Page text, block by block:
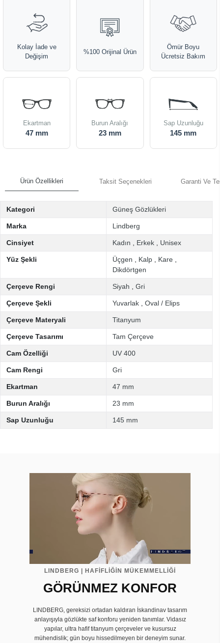
Kolay İade ve
Değişim
%100 Orijinal Ürün
Ömür Boyu
Ücretsiz Bakım
Ekartman
47 mm
Burun Aralığı
23 mm
Sap Uzunluğu
145 mm
Ürün Özellikleri Taksit Seçenekleri Garanti Ve
Kategori Güneş Gözlükleri
Marka Lindberg
Cinsiyet Kadın Erkek Unisex
Yüz Şekli Üçgen Kalp Kare
Dikdörtgen
Çerçeve Rengi Siyah Gri
Çerçeve Şekli Yuvarlak Oval / Elips
Çerçeve Materyali Titanyum
Çerçeve Tasarımı Tam Çerçeve
Cam Özelliği UV 400
Cam Rengi Gri
Ekartman 47 mm
Burun Aralığı 23 mm
Sap Uzunluğu 145 mm
LINDBERG | HAFİFLİĞİN MÜKEMMELLİĞİ
GÖRÜNMEZ KONFOR
LINDBERG, gereksizi ortadan kaldıran İskandinav tasarım
anlayışıyla gözlükte saf konforu yeniden tanımlar. Vidasız
yapılar, ultra hafif titanyum çerçeveler ve kusursuz
mühendislik; gün boyu hissedilmeyen bir deneyim sunar.